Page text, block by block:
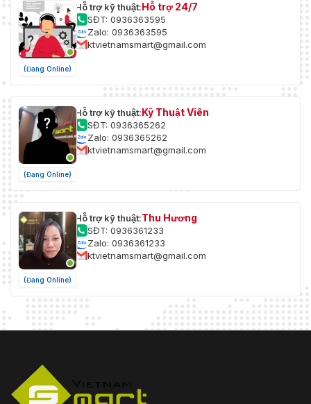
(Đang Online)
Hỗ trợ kỹ thuật:Hỗ trợ 24/7
SĐT: 0936363595
Zalo: 0936363595
ktvietnamsmart@gmail.com
(Đang Online)
Hỗ trợ kỹ thuật:Kỹ Thuật Viên
SĐT: 0936365262
Zalo: 0936365262
ktvietnamsmart@gmail.com
(Đang Online)
Hỗ trợ kỹ thuật:Thu Hương
SĐT: 0936361233
Zalo: 0936361233
ktvietnamsmart@gmail.com